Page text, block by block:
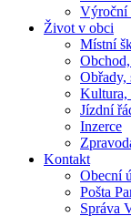
Výroční
Život v obci
Místní
Obřady,
Kultura,
Jízdní
Inzerce
Kontakt
Obecní
Pošta
Správa